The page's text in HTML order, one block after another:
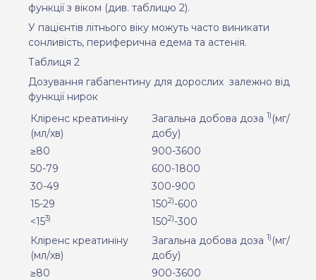
функції з віком (див. таблицю 2).
У пацієнтів літнього віку можуть часто виникати
сонливість, периферична едема та астенія.
Таблиця 2
Дозування габапентину для дорослих залежно від
функції нирок
Кліренс креатиніну
(мл/хв)
Загальна добова доза 1) (мг/
добу)
≥80
900-3600
50-79
600-1800
30-49
300-900
15-29
1502)-600
<153) 1502)-300
Кліренс креатиніну
(мл/хв)
Загальна добова доза 1) (мг/
добу)
≥80
900-3600